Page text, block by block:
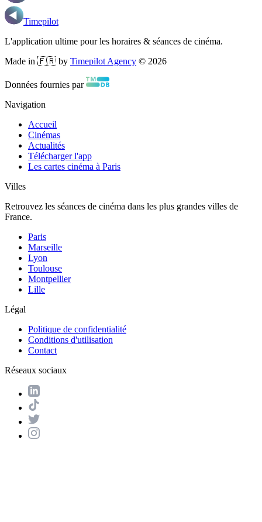
Timepilot
L'application ultime pour les horaires & séances de cinéma.
Made in 🇫🇷 by Timepilot Agency © 2026
Données fournies par
Navigation
Accueil
Cinémas
Actualités
Télécharger l'app
Les cartes cinéma à Paris
Villes
Retrouvez les séances de cinéma dans les plus grandes villes de
France.
Paris
Marseille
Lyon
Toulouse
Montpellier
Lille
Légal
Politique de confidentialité
Conditions d'utilisation
Contact
Réseaux sociaux